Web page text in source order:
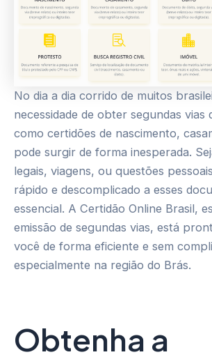
No dia a dia corrido de muitos
necessidade de obter segundas vias
como certidões de nascimento,
pode surgir de forma inesperada.
legais, viagens, ou questões
rápido e descomplicado a esses
essencial. A Certidão Online Brasil,
emissão de segundas vias, está
você de forma eficiente e sem
especialmente na região do Brás.
Obtenha a